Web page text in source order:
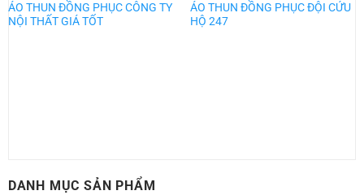
ÁO THUN ĐỒNG PHỤC CÔNG TY
NỘI THẤT GIÁ TỐT
ÁO THUN ĐỒNG PHỤC ĐỘI CỨU
HỘ 247
DANH MỤC SẢN PHẨM